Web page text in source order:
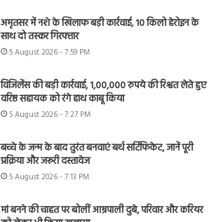
अमृतसर में नशे के खिलाफ बड़ी कार्रवाई, 10 किलो हेरोइन के
साथ दो तस्कर गिरफ्तार
5 August 2026 - 7:59 PM
विजिलेंस की बड़ी कार्रवाई, 1,00,000 रुपये की रिश्वत लेते हुए
वरिष्ठ सहायक को रंगे हाथ काबू किया
5 August 2026 - 7:27 PM
बच्चे के जन्म के बाद तुरंत बनवाएं बर्थ सर्टिफिकेट, जानें पूरी
प्रक्रिया और जरूरी दस्तावेज
5 August 2026 - 7:13 PM
मां बनने की चाहत पर बोलीं आम्रपाली दुबे, परिवार और करियर